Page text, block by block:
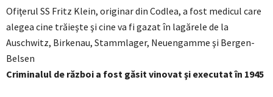
Ofiţerul SS Fritz Klein, originar din Codlea, a fost medicul care
alegea cine trăieşte şi cine va fi gazat în lagărele de la
Auschwitz, Birkenau, Stammlager, Neuengamme şi Bergen-
Belsen
Criminalul de război a fost găsit vinovat şi executat în 1945